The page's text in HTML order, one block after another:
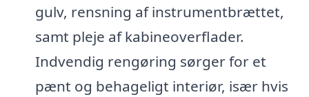
gulv, rensning af instrumentbrættet,
samt pleje af kabineoverflader.
Indvendig rengøring sørger for et
pænt og behageligt interiør, især hvis